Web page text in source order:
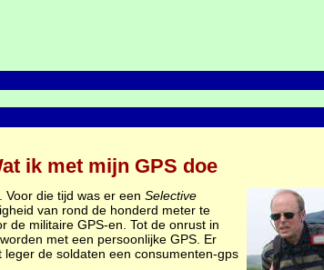
ik met mijn GPS doe
Voor die tijd was er eenSelective
van rond de honderd meter te
de militaire GPS-en. Tot de onrust in
met een persoonlijke GPS. Er
de soldaten een consumenten-gps